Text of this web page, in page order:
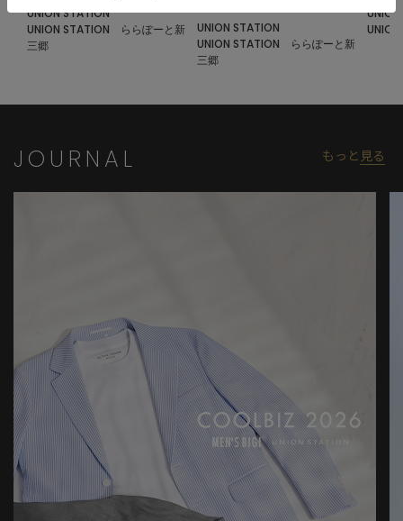
UNION STATION
UNION STATION ららぽーと新
三郷
UNION STATION
UNION STATION ららぽーと新
三郷
JOURNAL もっと 見る